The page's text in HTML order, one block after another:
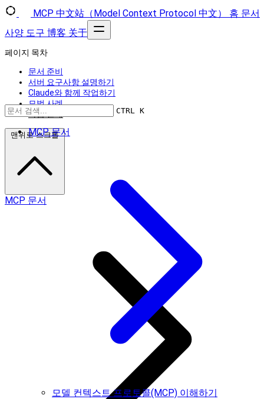
MCP 中文站（Model Context Protocol 中文） 홈 문서
사양 도구 博客 关于
CTRL K
MCP 문서
모델 컨텍스트 프로토콜(MCP) 이해하기
페이지 목차
문서 준비
서버 요구사항 설명하기
Claude와 함께 작업하기
모범 사례
다음 단계
맨위로 스크롤
MCP 문서